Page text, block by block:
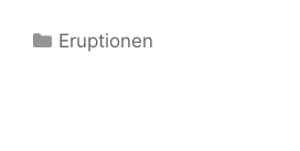
Kategorien
Eruptionen